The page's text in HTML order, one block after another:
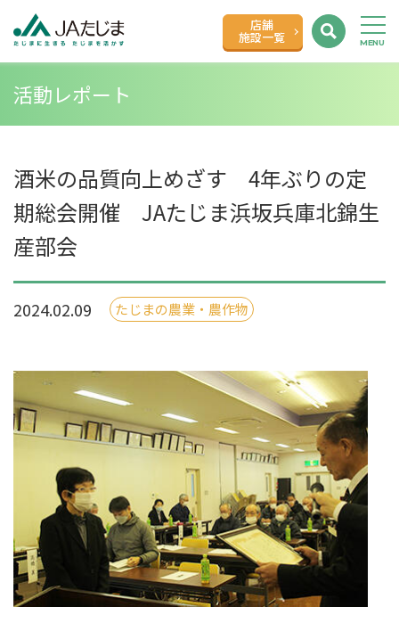
店舗
施設一覧
活動レポート
酒米の品質向上めざす 4年ぶりの定
期総会開催 JAたじま浜坂兵庫北錦生
産部会
2024.02.09 たじまの農業・農作物